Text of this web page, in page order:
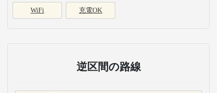
WiFi 充電OK
逆区間の路線